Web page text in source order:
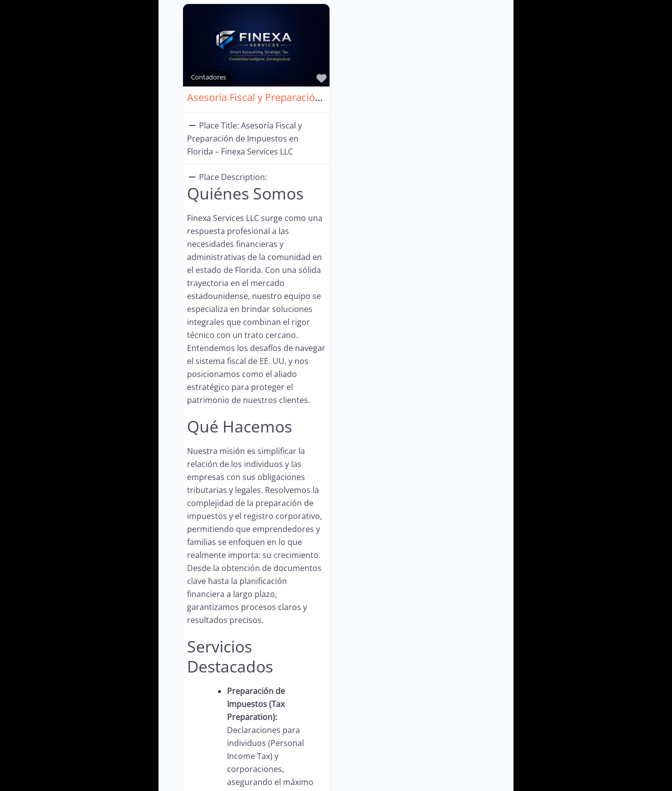
Contadores
Favorito
Asesoría Fiscal y Preparación de Impuestos en Florida – Finexa Services LLC
Place Title: Asesoría Fiscal y
Preparación de Impuestos en
Florida – Finexa Services LLC
Place Description:
Quiénes Somos
Finexa Services LLC surge como una
respuesta profesional a las
necesidades financieras y
administrativas de la comunidad en
el estado de Florida. Con una sólida
trayectoria en el mercado
estadounidense, nuestro equipo se
especializa en brindar soluciones
integrales que combinan el rigor
técnico con un trato cercano.
Entendemos los desafíos de navegar
el sistema fiscal de EE. UU. y nos
posicionamos como el aliado
estratégico para proteger el
patrimonio de nuestros clientes.
Qué Hacemos
Nuestra misión es simplificar la
relación de los individuos y las
empresas con sus obligaciones
tributarias y legales. Resolvemos la
complejidad de la preparación de
impuestos y el registro corporativo,
permitiendo que emprendedores y
familias se enfoquen en lo que
realmente importa: su crecimiento.
Desde la obtención de documentos
clave hasta la planificación
financiera a largo plazo,
garantizamos procesos claros y
resultados precisos.
Servicios
Destacados
Preparación de
Impuestos (Tax
Preparation):
Declaraciones para
individuos (Personal
Income Tax) y
corporaciones,
asegurando el máximo